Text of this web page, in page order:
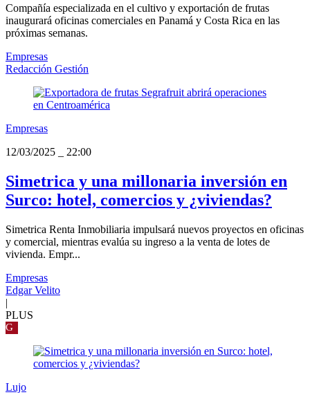
Compañía especializada en el cultivo y exportación de frutas
inaugurará oficinas comerciales en Panamá y Costa Rica en las
próximas semanas.
Empresas
Redacción Gestión
Empresas
12/03/2025
22:00
Simetrica y una millonaria inversión en
Surco: hotel, comercios y ¿viviendas?
Simetrica Renta Inmobiliaria impulsará nuevos proyectos en oficinas
y comercial, mientras evalúa su ingreso a la venta de lotes de
vivienda. Empr...
Empresas
Edgar Velito
|
PLUS
G
Lujo